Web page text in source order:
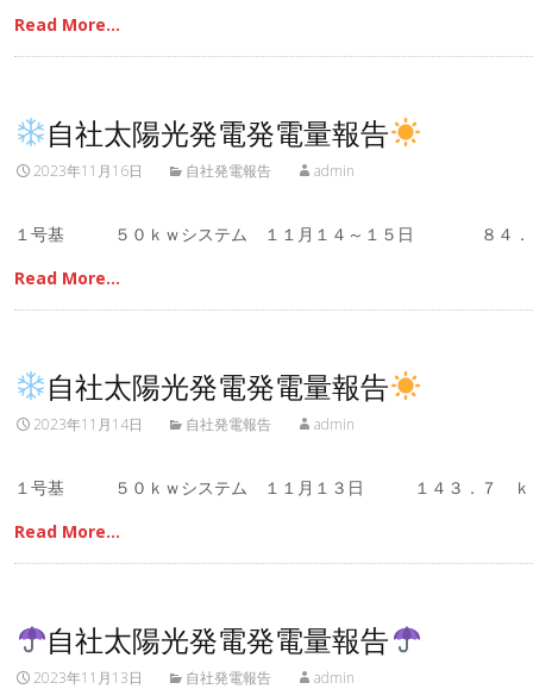
Read More…
自社太陽光発電発電量報告
2023年11月16日 自社発電報告 admin
１号基 ５０ｋｗシステム １１月１４～１５日 ８４．
Read More…
自社太陽光発電発電量報告
2023年11月14日 自社発電報告 admin
１号基 ５０ｋｗシステム １１月１３日 １４３．７ ｋ
Read More…
自社太陽光発電発電量報告
2023年11月13日 自社発電報告 admin